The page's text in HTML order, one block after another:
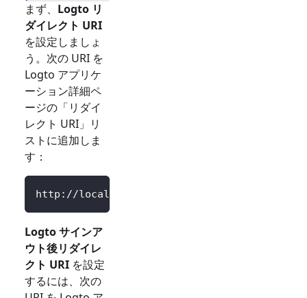
まず、 Logto リ
ダイレクト URI
を設定しましょ
う。次の URI を
Logto アプリケ
ーション詳細ペ
ージの「リダイ
レクト URI」リ
ストに追加しま
す：
http://localhost:3000/Callback
Logto サインア
ウト後リダイレ
クト URI を設定
するには、次の